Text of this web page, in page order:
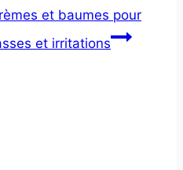
et baumes pour
et irritations